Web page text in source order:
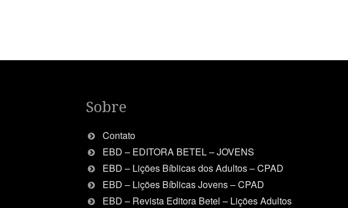
Sobre
Contato
EBD – EDITORA BETEL – JOVENS
EBD – Lições Bíblicas dos Adultos – CPAD
EBD – Lições Bíblicas Jovens – CPAD
EBD – Revista Editora Betel – Lições Adultos